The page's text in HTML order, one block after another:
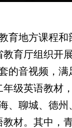
地方课程和
育厅组织开
的音视频，满
级英语教材
、聊城、德
材。其中，